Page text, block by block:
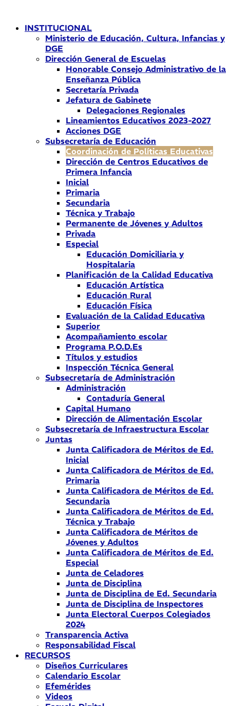
contenidoINSTITUCIONAL
Ministerio de Educación, Cultura, Infancias y
DGE
Dirección General de Escuelas
Honorable Consejo Administrativo de la
Enseñanza Pública
Secretaría Privada
Jefatura de Gabinete
Delegaciones Regionales
Lineamientos Educativos 2023-2027
Acciones DGE
Subsecretaría de Educación
Coordinación de Políticas Educativas
Dirección de Centros Educativos de
Primera Infancia
Inicial
Primaria
Secundaria
Técnica y Trabajo
Permanente de Jóvenes y Adultos
Privada
Especial
Educación Domiciliaria y
Hospitalaria
Planificación de la Calidad Educativa
Educación Artística
Educación Rural
Educación Física
Evaluación de la Calidad Educativa
Superior
Acompañamiento escolar
Programa P.O.D.Es
Títulos y estudios
Inspección Técnica General
Subsecretaría de Administración
Administración
Contaduría General
Capital Humano
Dirección de Alimentación Escolar
Subsecretaría de Infraestructura Escolar
Juntas
Junta Calificadora de Méritos de Ed.
Inicial
Junta Calificadora de Méritos de Ed.
Primaria
Junta Calificadora de Méritos de Ed.
Secundaria
Junta Calificadora de Méritos de Ed.
Técnica y Trabajo
Junta Calificadora de Méritos de
Jóvenes y Adultos
Junta Calificadora de Méritos de Ed.
Especial
Junta de Celadores
Junta de Disciplina
Junta de Disciplina de Ed. Secundaria
Junta de Disciplina de Inspectores
Junta Electoral Cuerpos Colegiados
2024
Transparencia Activa
Responsabilidad Fiscal
RECURSOS
Diseños Curriculares
Calendario Escolar
Efemérides
Videos